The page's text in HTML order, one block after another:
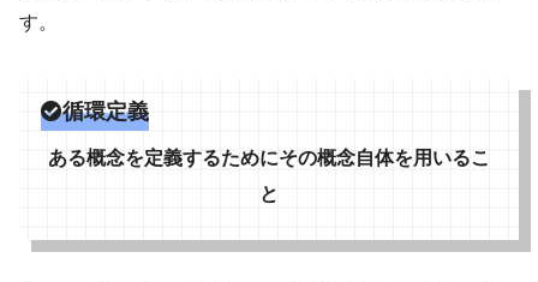
す。
循環定義
ある概念を定義するためにその概念自体を用いるこ
と